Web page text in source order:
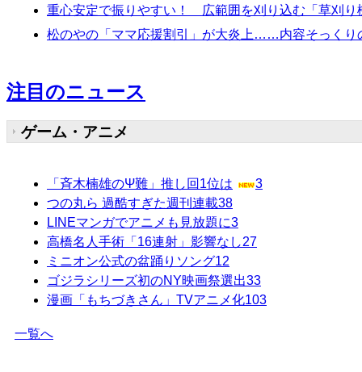
重心安定で振りやすい！ 広範囲を刈り込む「草刈り
松のやの「ママ応援割引」が大炎上……内容そっくり
注目のニュース
ゲーム・アニメ
「斉木楠雄のΨ難」推し回1位は
3
つの丸ら 過酷すぎた週刊連載38
LINEマンガでアニメも見放題に3
高橋名人手術「16連射」影響なし27
ミニオン公式の盆踊りソング12
ゴジラシリーズ初のNY映画祭選出33
漫画「もちづきさん」TVアニメ化103
一覧へ